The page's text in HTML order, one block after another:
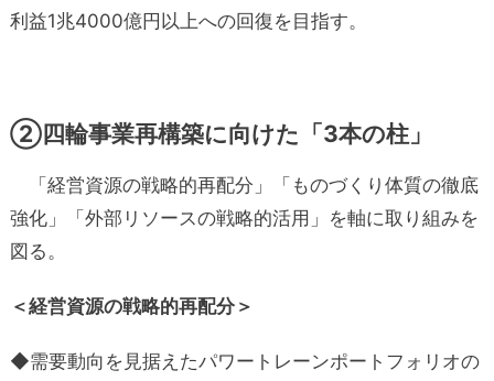
利益1兆4000億円以上への回復を目指す。
②四輪事業再構築に向けた「3本の柱」
「経営資源の戦略的再配分」「ものづくり体質の徹底
強化」「外部リソースの戦略的活用」を軸に取り組みを
図る。
＜経営資源の戦略的再配分＞
◆需要動向を見据えたパワートレーンポートフォリオの